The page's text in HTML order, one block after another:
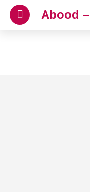
عالم اللياقة البدنية – Abood